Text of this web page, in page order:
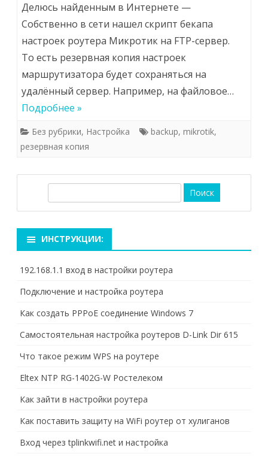
Делюсь найденным в Интернете —
Собственно в сети нашел скрипт бекапа
настроек роутера Микротик на FTP-сервер.
То есть резервная копия настроек
маршрутизатора будет сохраняться на
удалённый сервер. Например, на файловое…
Подробнее »
Без рубрики, Настройка backup, mikrotik,
резервная копия
ИНСТРУКЦИИ:
192.168.1.1 вход в настройки роутера
Подключение и настройка роутера
Как создать PPPoE соединение Windows 7
Самостоятельная настройка роутеров D-Link Dir 615
Что такое режим WPS на роутере
Eltex NTP RG-1402G-W Ростелеком
Как зайти в настройки роутера
Как поставить защиту на WiFi роутер от хулиганов
Вход через tplinkwifi.net и настройка